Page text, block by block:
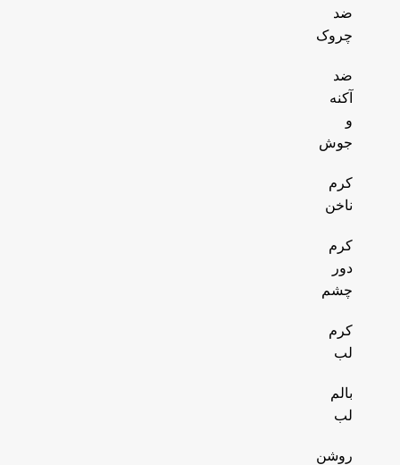
ضد
چروک
ضد
آکنه
و
جوش
کرم
ناخن
کرم
دور
چشم
کرم
لب
بالم
لب
روشن